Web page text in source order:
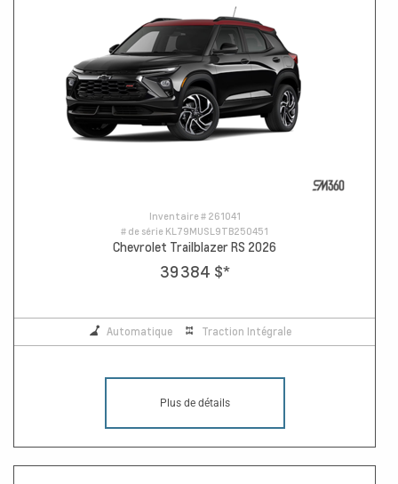
Inventaire # 261041
# de série KL79MUSL9TB250451
Chevrolet Trailblazer RS 2026
39 384 $*
Automatique Traction Intégrale
Plus de détails